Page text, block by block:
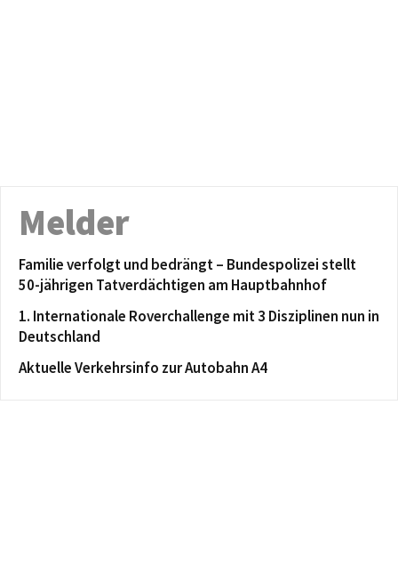
Melder
Familie verfolgt und bedrängt – Bundespolizei stellt
50-jährigen Tatverdächtigen am Hauptbahnhof
1. Internationale Roverchallenge mit 3 Disziplinen nun in
Deutschland
Aktuelle Verkehrsinfo zur Autobahn A4